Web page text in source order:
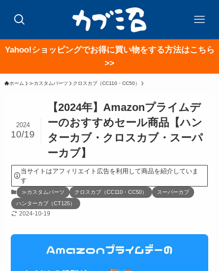
Yahoo!ショッピングでお得に買い物をする方法はこちら
>>
ホーム ≫カスタムパーツ クロスカブ（CC110・CC50）
【2024年】Amazonプライムデ
ーのおすすめセール商品【ハン
ターカブ・クロスカブ・スーパ
ーカブ】
2024
10/19
当サイトはアフィリエイト広告を利用して商品を紹介していま
す
≫カスタムパーツ クロスカブ（CC110・CC50）
スーパーカブ
ハンターカブ（CT125）
2024-10-19